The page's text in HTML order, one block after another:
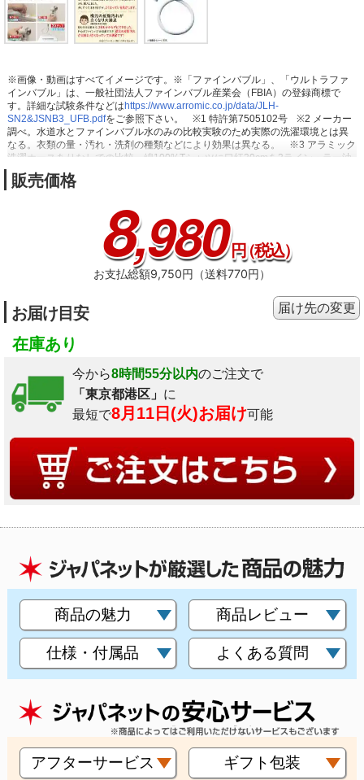
※画像・動画はすべてイメージです。※「ファインバブル」、「ウルトラファ
インバブル」は、一般社団法人ファインバブル産業会（FBIA）の登録商標で
す。詳細な試験条件などは https://www.arromic.co.jp/data/JLH-
SN2&JSNB3_UFB.pdfをご参照下さい。 ※1 特許第7505102号
※2 メーカー
調べ。水道水とファインバブル水のみの比較実験のため実際の洗濯環境とは異
なる。衣類の量・汚れ・洗剤の種類などにより効果は異なる。
※3 アラミック
洗濯ホースありなしでの比較。綿100%Tシャツに口紅30cmを3ライン・ラー油
5ml・カレー15mlを付けた後1時間付け置き・2kgの洗濯物と一緒に標準モード
で10回繰り返して洗濯した場合。
れ、洗剤の種類により効果は異なる。
齢臭の原因物質ノネナールにおいて。【生乾き臭】実際の洗濯環境と異なる。
※8 2槽式洗濯機を除く。 20240101～20241231 出荷数に対する入電数の割
販売価格
8,980円（税込）
お支払総額9,750円（送料770円）
お届け目安
在庫あり
今から8時間55分以内のご注文で
「東京都港区」 に
最短で8月11日(火)お届け可能
届け先の変更
商品の魅力 商品レビュー
仕様・付属品 よくある質問
アフターサービス ギフト包装